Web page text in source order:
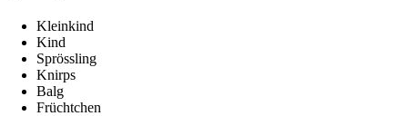
Kleinkind
Kind
Sprössling
Knirps
Balg
Früchtchen